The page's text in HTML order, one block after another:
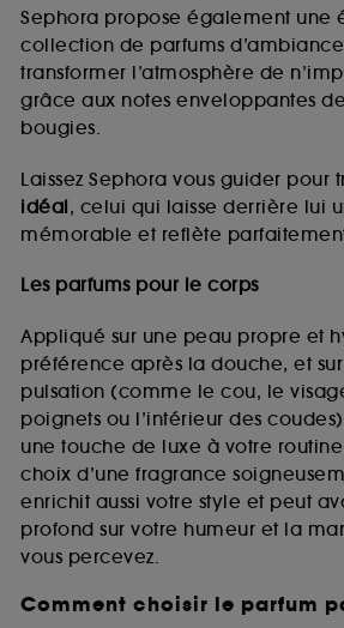
Sephora propose également une
collection de parfums
transformer l’atmosphère de
grâce aux notes enveloppantes
bougies.
Laissez Sephora vous guider pour
idéal, celui qui laisse derrière lui
mémorable et reflète
Les parfums pour le corps
Appliqué sur une peau propre et
préférence après la douche, et
pulsation (comme le cou, le
poignets ou l’intérieur des
une touche de luxe à votre
choix d’une fragrance
enrichit aussi votre style et peut
profond sur votre humeur et la
vous percevez.
Comment choisir le parfum
de vous plaire via des publicités,
sites tiers et sur les réseaux
des pages que vous avez
navigation, et de l'historique de
d’en améliorer la performance.
Cookies de sécurisation des
fraudes aux moyens de paiement
usurpations d’identité.
Cookies fonctionnels :il s’agit
permettant l’affichage et/ou la
certaines fonctionnalités du site,
cookies d’authentification qui
vous faire bénéficier de
prolongée vous permettant
compte lors de votre prochaine
sans saisir à nouveau votre
passe.
A l'exception des cookies